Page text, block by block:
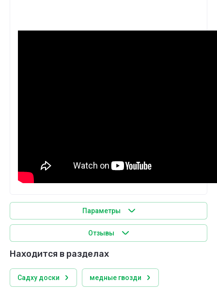
Параметры
Отзывы
Находится в разделах
Садху доски медные гвозди